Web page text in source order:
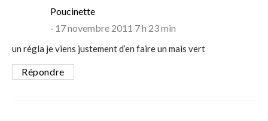
Poucinettesays:
17 novembre 2011 7 h 23 min
un régla je viens justement d’en faire un mais vert
Répondre